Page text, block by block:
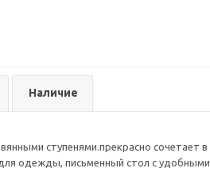
Наличие
ступенями.прекрасно сочетает в
одежды, письменный стол с